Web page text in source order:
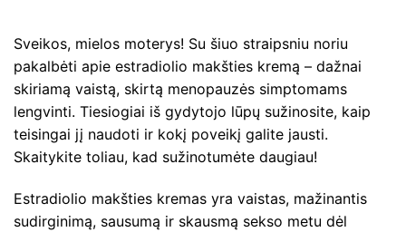
Sveikos, mielos moterys! Su šiuo straipsniu noriu
pakalbėti apie estradiolio makšties kremą – dažnai
skiriamą vaistą, skirtą menopauzės simptomams
lengvinti. Tiesiogiai iš gydytojo lūpų sužinosite, kaip
teisingai jį naudoti ir kokį poveikį galite jausti.
Skaitykite toliau, kad sužinotumėte daugiau!
Estradiolio makšties kremas yra vaistas, mažinantis
sudirginimą, sausumą ir skausmą sekso metu dėl